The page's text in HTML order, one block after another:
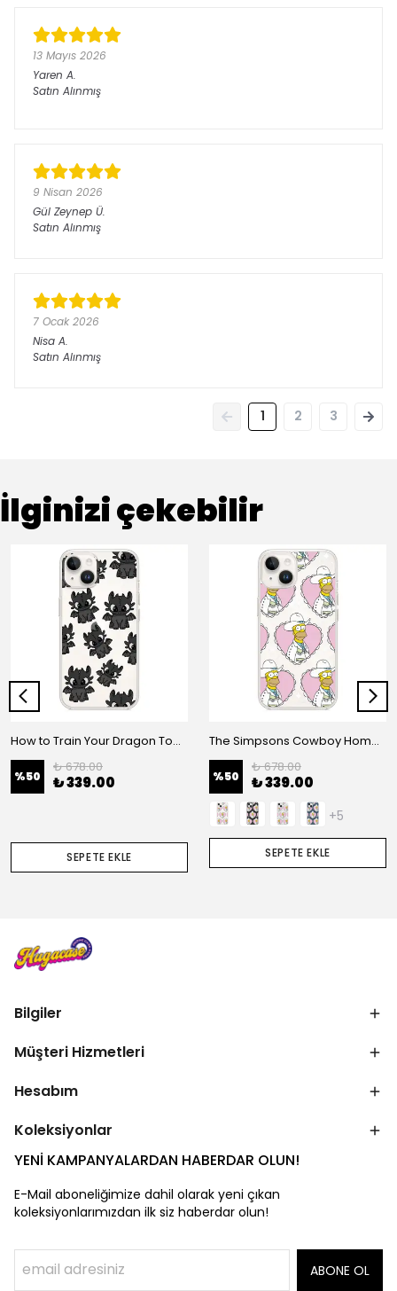
13 Mayıs 2026
Yaren A.
Satın Alınmış
9 Nisan 2026
Gül Zeynep Ü.
Satın Alınmış
7 Ocak 2026
Nisa A.
Satın Alınmış
1 2 3
İlginizi çekebilir
How to Train Your Dragon Toothless Telefon Kılıfı
%50
₺ 678.00
₺ 339.00
SEPETE EKLE
The Simpsons Cowboy Homer Telefon Kılıfı
%50
₺ 678.00
₺ 339.00
+5
SEPETE EKLE
Bilgiler
Müşteri Hizmetleri
Hesabım
Koleksiyonlar
YENİ KAMPANYALARDAN HABERDAR OLUN!
E-Mail aboneliğimize dahil olarak yeni çıkan
koleksiyonlarımızdan ilk siz haberdar olun!
ABONE OL